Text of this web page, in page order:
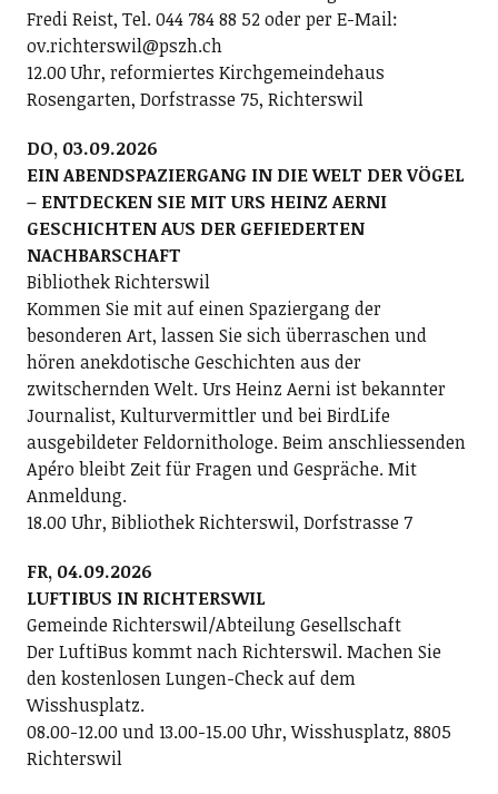
Fredi Reist, Tel. 044 784 88 52 oder per E-Mail:
ov.richterswil@pszh.ch
12.00 Uhr, reformiertes Kirchgemeindehaus
Rosengarten, Dorfstrasse 75, Richterswil
DO, 03.09.2026
EIN ABENDSPAZIERGANG IN DIE WELT DER VÖGEL
– ENTDECKEN SIE MIT URS HEINZ AERNI
GESCHICHTEN AUS DER GEFIEDERTEN
NACHBARSCHAFT
Bibliothek Richterswil
Kommen Sie mit auf einen Spaziergang der
besonderen Art, lassen Sie sich überraschen und
hören anekdotische Geschichten aus der
zwitschernden Welt. Urs Heinz Aerni ist bekannter
Journalist, Kulturvermittler und bei BirdLife
ausgebildeter Feldornithologe. Beim anschliessenden
Apéro bleibt Zeit für Fragen und Gespräche. Mit
Anmeldung.
18.00 Uhr, Bibliothek Richterswil, Dorfstrasse 7
FR, 04.09.2026
LUFTIBUS IN RICHTERSWIL
Gemeinde Richterswil/Abteilung Gesellschaft
Der LuftiBus kommt nach Richterswil. Machen Sie
den kostenlosen Lungen-Check auf dem
Wisshusplatz.
08.00-12.00 und 13.00-15.00 Uhr, Wisshusplatz, 8805
Richterswil